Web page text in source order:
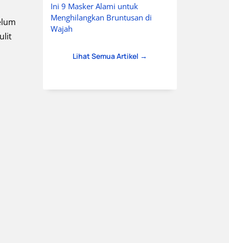
Ini 9 Masker Alami untuk
Menghilangkan Bruntusan di
Wajah
Lihat Semua Artikel →